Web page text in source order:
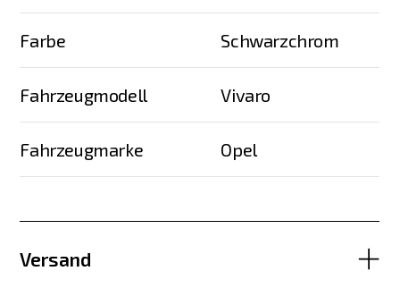
Farbe Schwarzchrom
Fahrzeugmodell Vivaro
Fahrzeugmarke Opel
Versand